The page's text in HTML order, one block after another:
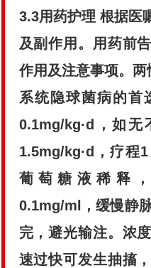
3.3用药护理 根据医
及副作用。用药前
作用及注意事项。
系统隐球菌病的首
0.1mg/kg·d，如
1.5mg/kg·d，疗程
葡萄糖液稀释
0.1mg/ml，缓慢静
完，避光输注。浓
速过快可发生抽搐